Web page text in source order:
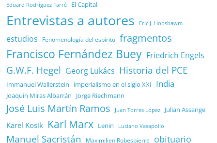
Eduard Rodríguez Farré El Capital
Entrevistas a autores Eric J. Hobsbawm
estudios Fenomenología del espíritu fragmentos
Francisco Fernández Buey Friedrich Engels
G.W.F. Hegel Georg Lukács Historia del PCE
Immanuel Wallerstein imperialismo en el siglo XXI India
Joaquín Miras Albarrán Jorge Riechmann
José Luis Martín Ramos Juan Torres López Julian Assange
Karel Kosík Karl Marx Lenin Luciano Vasapollo
Manuel Sacristán Maximilien Robespierre
obituario